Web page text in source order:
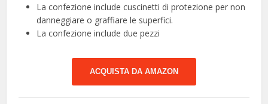
La confezione include cuscinetti di protezione per non
danneggiare o graffiare le superfici.
La confezione include due pezzi
ACQUISTA DA AMAZON